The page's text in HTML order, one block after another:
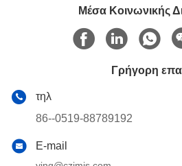
Μέσα Κοινωνικής
Γρήγορη
τηλ
86--0519-88789192
E-mail